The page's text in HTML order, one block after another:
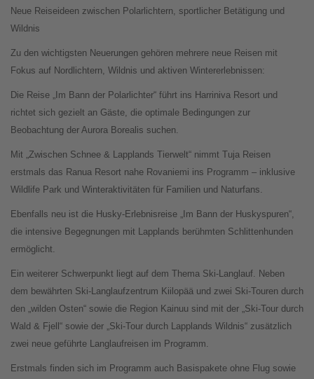
Neue Reiseideen zwischen Polarlichtern, sportlicher Betätigung und
Wildnis
Zu den wichtigsten Neuerungen gehören mehrere neue Reisen mit
Fokus auf Nordlichtern, Wildnis und aktiven Wintererlebnissen:
Die Reise „Im Bann der Polarlichter“ führt ins Harriniva Resort und
richtet sich gezielt an Gäste, die optimale Bedingungen zur
Beobachtung der Aurora Borealis suchen.
Mit „Zwischen Schnee & Lapplands Tierwelt“ nimmt Tuja Reisen
erstmals das Ranua Resort nahe Rovaniemi ins Programm – inklusive
Wildlife Park und Winteraktivitäten für Familien und Naturfans.
Ebenfalls neu ist die Husky-Erlebnisreise „Im Bann der Huskyspuren“,
die intensive Begegnungen mit Lapplands berühmten Schlittenhunden
ermöglicht.
Ein weiterer Schwerpunkt liegt auf dem Thema Ski-Langlauf. Neben
dem bewährten Ski-Langlaufzentrum Kiilopää und zwei Ski-Touren durch
den „wilden Osten“ sowie die Region Kainuu sind mit der „Ski-Tour durch
Wald & Fjell“ sowie der „Ski-Tour durch Lapplands Wildnis“ zusätzlich
zwei neue geführte Langlaufreisen im Programm.
Erstmals finden sich im Programm auch Basispakete ohne Flug sowie